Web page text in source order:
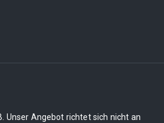
Unser Angebot richtet sich nicht an